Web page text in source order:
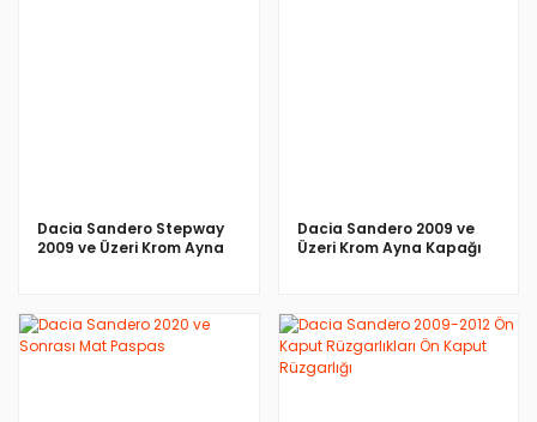
Dacia Sandero Stepway
2009 ve Üzeri Krom Ayna
Dacia Sandero 2009 ve
Üzeri Krom Ayna Kapağı